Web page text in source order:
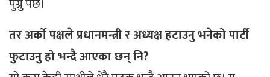
तर अर्को पक्षले प्रधानमन्त्री र अध्यक्ष हटाउनु भनेको पार्टी
फुटाउनु हो भन्दै आएका छन् नि?